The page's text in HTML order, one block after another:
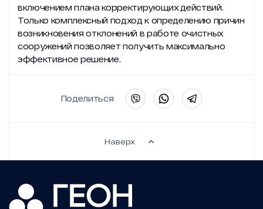
включением плана корректирующих действий.
Только комплексный подход к определению причин
возникновения отклонений в работе очистных
сооружений позволяет получить максимально
эффективное решение.
Поделиться
Наверх